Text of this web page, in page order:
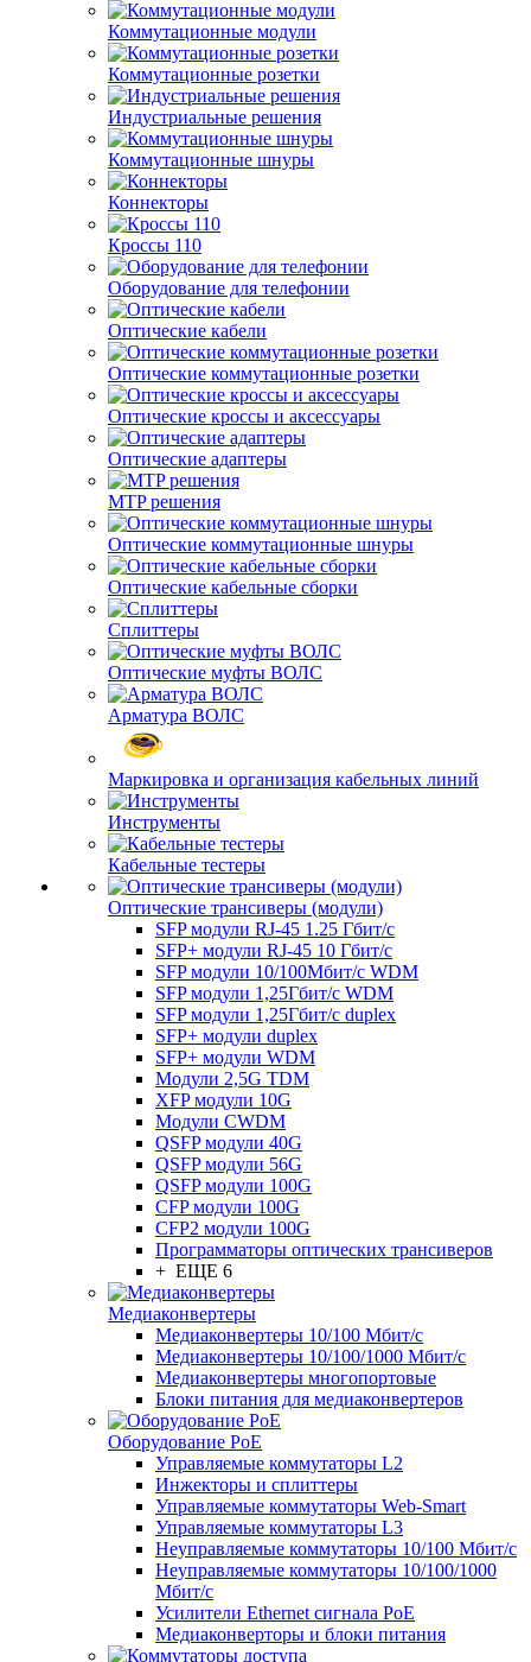
Коммутационные модули
Коммутационные розетки
Индустриальные решения
Коммутационные шнуры
Коннекторы
Кроссы 110
Оборудование для телефонии
Оптические кабели
Оптические коммутационные розетки
Оптические кроссы и аксессуары
Оптические адаптеры
MTP решения
Оптические коммутационные шнуры
Оптические кабельные сборки
Сплиттеры
Оптические муфты ВОЛС
Арматура ВОЛС
Маркировка и организация кабельных линий
Инструменты
Кабельные тестеры
Оптические трансиверы (модули)
SFP модули RJ-45 1.25 Гбит/c
SFP+ модули RJ-45 10 Гбит/c
SFP модули 10/100Мбит/с WDM
SFP модули 1,25Гбит/с WDM
SFP модули 1,25Гбит/с duplex
SFP+ модули duplex
SFP+ модули WDM
Модули 2,5G TDM
XFP модули 10G
Модули CWDM
QSFP модули 40G
QSFP модули 56G
QSFP модули 100G
CFP модули 100G
CFP2 модули 100G
Программаторы оптических трансиверов
+ ЕЩЕ 6
Медиаконвертеры
Медиаконвертеры 10/100 Мбит/с
Медиаконвертеры 10/100/1000 Мбит/c
Медиаконвертеры многопортовые
Блоки питания для медиаконвертеров
Оборудование PoE
Управляемые коммутаторы L2
Инжекторы и сплиттеры
Управляемые коммутаторы Web-Smart
Управляемые коммутаторы L3
Неуправляемые коммутаторы 10/100 Мбит/с
Неуправляемые коммутаторы 10/100/1000
Мбит/с
Усилители Ethernet сигнала PoE
Медиаконверторы и блоки питания